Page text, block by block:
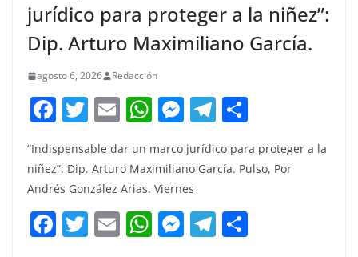
jurídico para proteger a la niñez”:
Dip. Arturo Maximiliano García.
agosto 6, 2026 Redacción
F
c
e
b
o
T
w
itt
er
E
ai
l
W
at
s
A
p
M
e
ss
e
n
g
T
e
a
m
m
“Indispensable dar un marco jurídico para proteger a la
niñez”: Dip. Arturo Maximiliano García. Pulso, Por
Andrés González Arias. Viernes
F T E W M T